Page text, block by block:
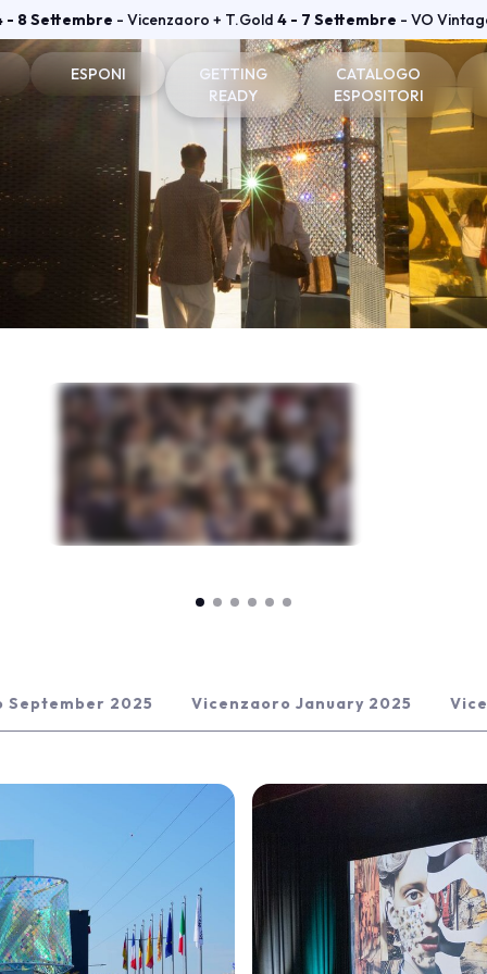
- 8 Settembre - Vicenzaoro + T.Gold 4 - 7 Settembre - VO
e badge
visitatori
ESPONI
Perché esporre
Diventa espositore
Info utili per esporre
Area riservata Vicenzaoro
Area riservata T.Gold
GETTING
READY
Come arrivare
Dove soggiornare
Dove parcheggiare
CATALOGO
ESPOSITORI
Espositori Vicenzaoro
Espositori T.GOLD
September 2025 Vicenzaoro January 2025